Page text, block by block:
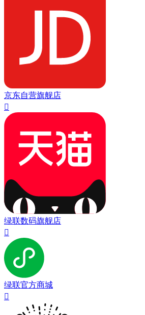
京东自营旗舰店

绿联数码旗舰店

绿联官方商城
